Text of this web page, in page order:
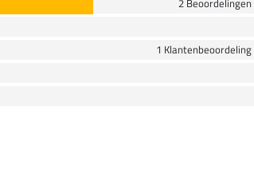
2 Beoordelingen
1 Klantenbeoordeling